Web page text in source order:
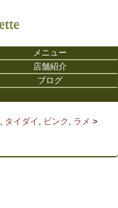
メニュー
店舗紹介
ブログ
, タイダイ, ピンク, ラメ >